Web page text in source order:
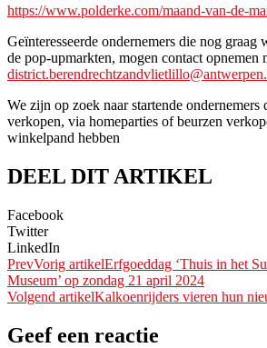
https://www.polderke.com/maand-van-de-
Geïnteresseerde ondernemers die nog graag
de pop-upmarkten, mogen contact opnemen
We zijn op zoek naar startende ondernemers
verkopen, via homeparties of beurzen
winkelpand hebben
DEEL DIT ARTIKEL
Facebook
Twitter
LinkedIn
PrevVorig artikelErfgoeddag ‘Thuis in het
Museum’ op zondag 21 april 2024
Volgend artikelKalkoenrijders vieren hun
Geef een reactie